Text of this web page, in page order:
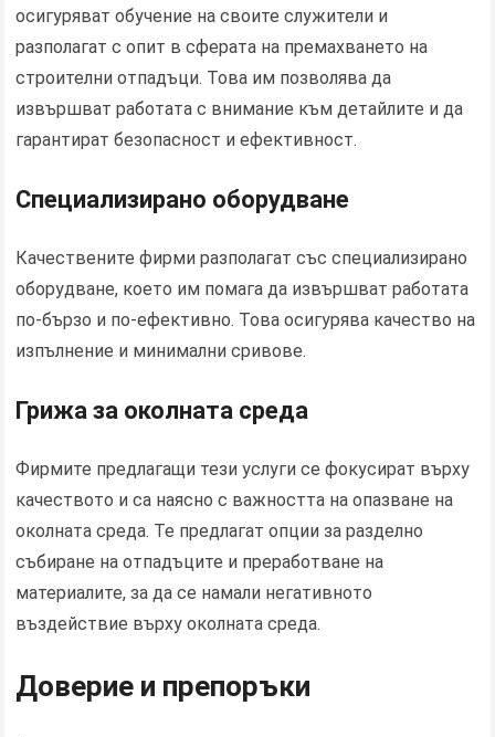
осигуряват обучение на своите служители и
разполагат с опит в сферата на премахването на
строителни отпадъци. Това им позволява да
извършват работата с внимание към детайлите и да
гарантират безопасност и ефективност.
Специализирано оборудване
Качествените фирми разполагат със специализирано
оборудване, което им помага да извършват работата
по-бързо и по-ефективно. Това осигурява качество на
изпълнение и минимални сривове.
Грижа за околната среда
Фирмите предлагащи тези услуги се фокусират върху
качеството и са наясно с важността на опазване на
околната среда. Те предлагат опции за разделно
събиране на отпадъците и преработване на
материалите, за да се намали негативното
въздействие върху околната среда.
Доверие и препоръки